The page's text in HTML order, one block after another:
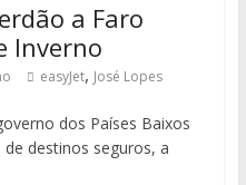
a Faro
Inverno
easyJet, José Lopes
dos Países Baixos
destinos seguros, a